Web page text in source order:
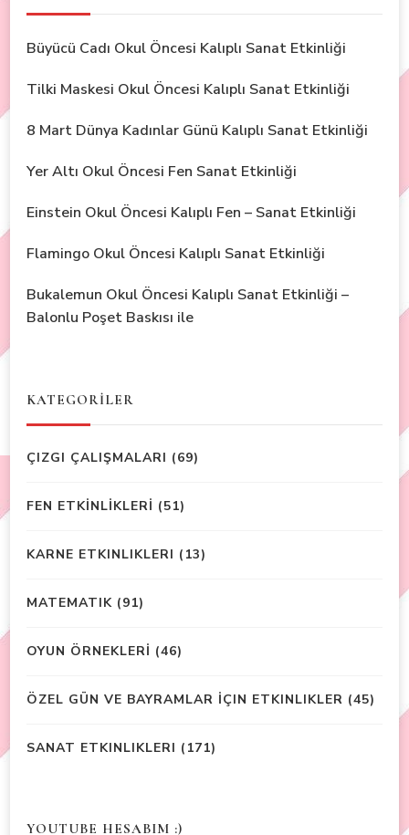
Büyücü Cadı Okul Öncesi Kalıplı Sanat Etkinliği
Tilki Maskesi Okul Öncesi Kalıplı Sanat Etkinliği
8 Mart Dünya Kadınlar Günü Kalıplı Sanat Etkinliği
Yer Altı Okul Öncesi Fen Sanat Etkinliği
Einstein Okul Öncesi Kalıplı Fen – Sanat Etkinliği
Flamingo Okul Öncesi Kalıplı Sanat Etkinliği
Bukalemun Okul Öncesi Kalıplı Sanat Etkinliği –
Balonlu Poşet Baskısı ile
KATEGORİLER
ÇIZGI ÇALIŞMALARI (69)
FEN ETKİNLİKLERİ (51)
KARNE ETKINLIKLERI (13)
MATEMATIK (91)
OYUN ÖRNEKLERİ (46)
ÖZEL GÜN VE BAYRAMLAR İÇIN ETKINLIKLER (45)
SANAT ETKINLIKLERI (171)
YOUTUBE HESABIM :)